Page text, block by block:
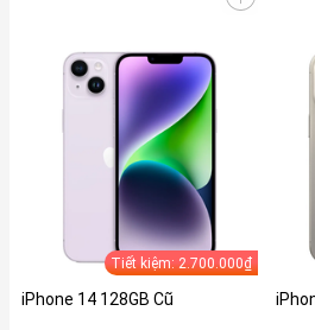
Tiết kiệm: 2.700.000₫
iPhone 14 128GB Cũ